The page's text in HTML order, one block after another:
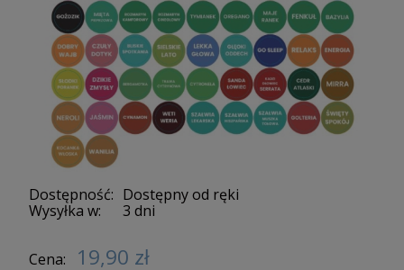
Dostępność: Dostępny od ręki
Wysyłka w:
3 dni
Cena: 19,90 zł